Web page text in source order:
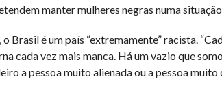
manter mulheres negras numa
Brasil é um país “extremamente” racista.
cada vez mais manca. Há um vazio que
a pessoa muito alienada ou a pessoa muito